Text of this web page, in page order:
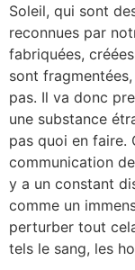
Soleil, qui sont
reconnues par
fabriquées,
sont
pas. Il va donc
une substance
pas quoi en faire.
communication
y a un constant
comme un
perturber tout
tels le sang, les